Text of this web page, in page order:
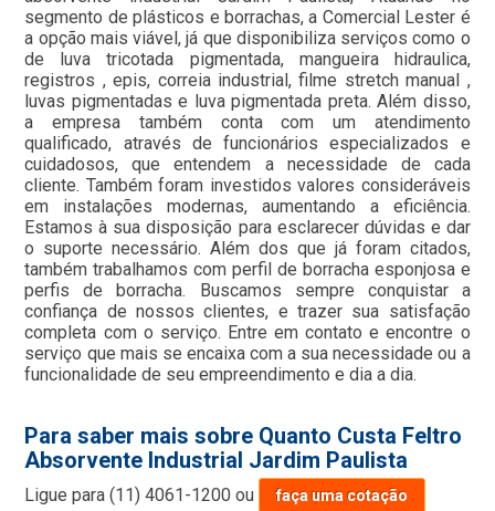
segmento de plásticos e borrachas, a Comercial Lester é
a opção mais viável, já que disponibiliza serviços como o
de luva tricotada pigmentada, mangueira hidraulica,
registros , epis, correia industrial, filme stretch manual ,
luvas pigmentadas e luva pigmentada preta. Além disso,
a empresa também conta com um atendimento
qualificado, através de funcionários especializados e
cuidadosos, que entendem a necessidade de cada
cliente. Também foram investidos valores consideráveis
em instalações modernas, aumentando a eficiência.
Estamos à sua disposição para esclarecer dúvidas e dar
o suporte necessário. Além dos que já foram citados,
também trabalhamos com perfil de borracha esponjosa e
perfis de borracha. Buscamos sempre conquistar a
confiança de nossos clientes, e trazer sua satisfação
completa com o serviço. Entre em contato e encontre o
serviço que mais se encaixa com a sua necessidade ou a
funcionalidade de seu empreendimento e dia a dia.
Para saber mais sobre Quanto Custa Feltro
Absorvente Industrial Jardim Paulista
Ligue para(11) 4061-1200 ou faça uma cotação